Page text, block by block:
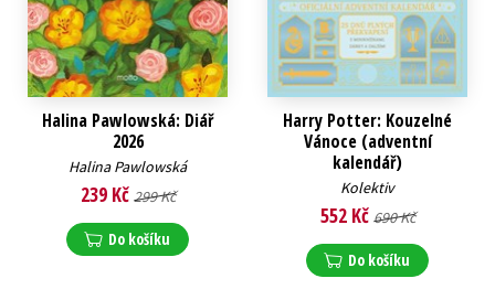
Halina Pawlowská: Diář
2026
Halina Pawlowská
239 Kč 299 Kč
Do košíku
Harry Potter: Kouzelné
Vánoce (adventní
kalendář)
Kolektiv
552 Kč 690 Kč
Do košíku